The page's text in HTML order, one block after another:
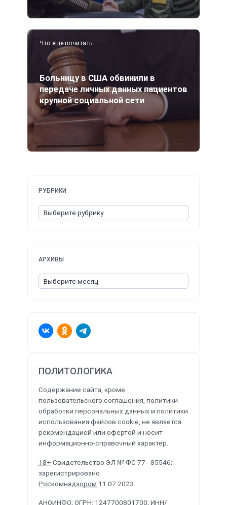
Что еще почитать
Больницу в США обвинили в
передаче личных данных пациентов
крупной социальной сети
ПОЛИТОЛОГИКА
Содержание сайта, кроме
пользовательского соглашения, политики
обработки персональных данных и политики
использования файлов cookie, не является
рекомендацией или офертой и носит
информационно-справочный характер.
18+ Свидетельство ЭЛ № ФС 77 - 85546;
зарегистрировано
Роскомнадзором 11.07.2023.
АНОИНФО; ОГРН: 1247700801700; ИНН/
РУБРИКИ
АРХИВЫ